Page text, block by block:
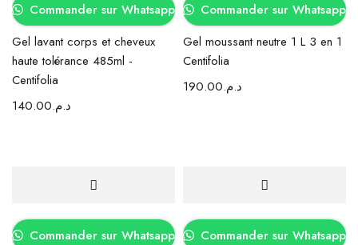
Commander sur Whatsapp
Gel lavant corps et cheveux
haute tolérance 485ml -
Centifolia
د.م.140.00
Commander sur Whatsapp
Gel moussant neutre 1 L 3 en 1
Centifolia
د.م.190.00
Commander sur Whatsapp
Commander sur Whatsapp